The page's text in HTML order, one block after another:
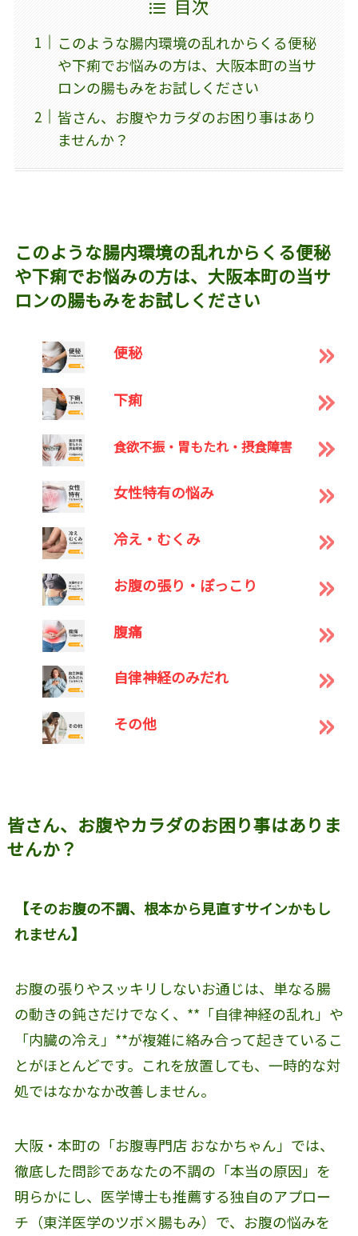
目次
このような腸内環境の乱れからくる便秘
や下痢でお悩みの方は、大阪本町の当サ
ロンの腸もみをお試しください
皆さん、お腹やカラダのお困り事はあり
ませんか？
このような腸内環境の乱れからくる便秘
や下痢でお悩みの方は、大阪本町の当サ
ロンの腸もみをお試しください
便秘
下痢
食欲不振・胃もたれ・摂食障害
女性特有の悩み
冷え・むくみ
お腹の張り・ぽっこり
腹痛
自律神経のみだれ
その他
皆さん、お腹やカラダのお困り事はありま
せんか？
【そのお腹の不調、根本から見直すサインかもし
れません】
お腹の張りやスッキリしないお通じは、単なる腸
の動きの鈍さだけでなく、**「自律神経の乱れ」や
「内臓の冷え」**が複雑に絡み合って起きているこ
とがほとんどです。これを放置しても、一時的な対
処ではなかなか改善しません。
大阪・本町の「お腹専門店 おなかちゃん」では、
徹底した問診であなたの不調の「本当の原因」を
明らかにし、医学博士も推薦する独自のアプロー
チ（東洋医学のツボ×腸もみ）で、お腹の悩みを